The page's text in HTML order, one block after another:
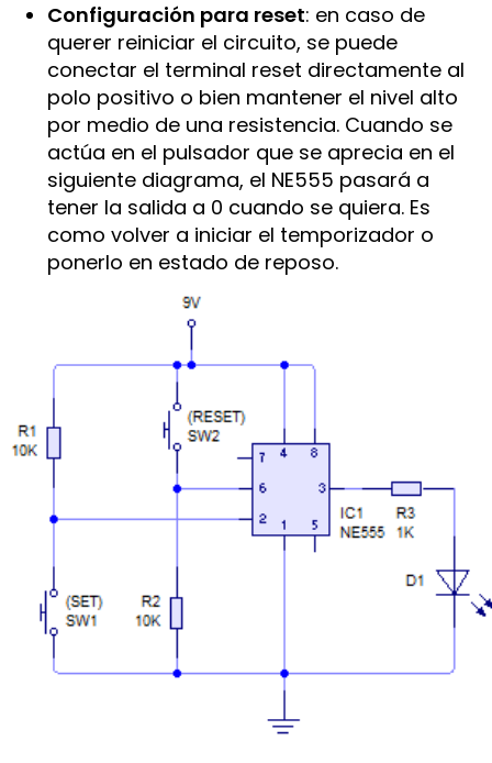
Configuración para reset: en caso de
querer reiniciar el circuito, se puede
conectar el terminal reset directamente al
polo positivo o bien mantener el nivel alto
por medio de una resistencia. Cuando se
actúa en el pulsador que se aprecia en el
siguiente diagrama, el NE555 pasará a
tener la salida a 0 cuando se quiera. Es
como volver a iniciar el temporizador o
ponerlo en estado de reposo.